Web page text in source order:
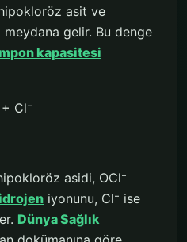
hipokloröz asit ve
gelir. Bu denge
kapasitesi
Cl⁻
asidi, OCl⁻
iyonunu, Cl⁻ ise
Dünya Sağlık